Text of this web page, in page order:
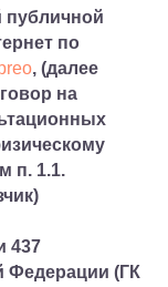
публичной
по
, (далее
на
п. 1.1.
437
Федерации (ГК